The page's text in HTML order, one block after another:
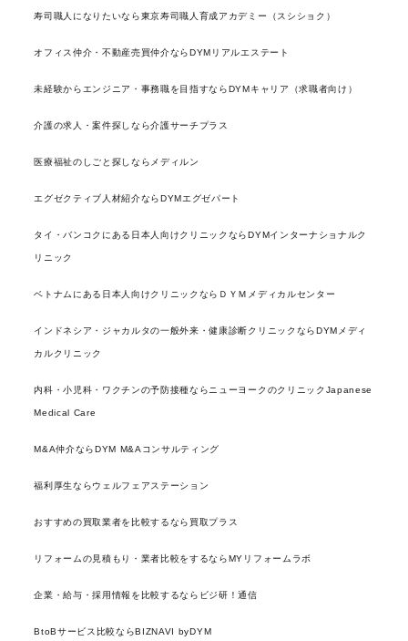
寿司職人になりたいなら東京寿司職人育成アカデミー（スシショク）
オフィス仲介・不動産売買仲介ならDYMリアルエステート
未経験からエンジニア・事務職を目指すならDYMキャリア（求職者向け）
介護の求人・案件探しなら介護サーチプラス
医療福祉のしごと探しならメディルン
エグゼクティブ人材紹介ならDYMエグゼパート
タイ・バンコクにある日本人向けクリニックならDYMインターナショナルク
リニック
ベトナムにある日本人向けクリニックならＤＹＭメディカルセンター
インドネシア・ジャカルタの一般外来・健康診断クリニックならDYMメディ
カルクリニック
内科・小児科・ワクチンの予防接種ならニューヨークのクリニックJapanese
Medical Care
M&A仲介ならDYM M&Aコンサルティング
福利厚生ならウェルフェアステーション
おすすめの買取業者を比較するなら買取プラス
リフォームの見積もり・業者比較をするならMYリフォームラボ
企業・給与・採用情報を比較するならビジ研！通信
BtoBサービス比較ならBIZNAVI byDYM